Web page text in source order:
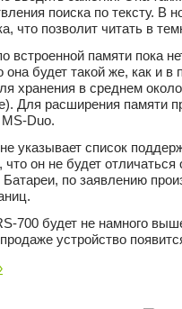
поиска по тексту. В
что позволит читать в
встроенной памяти пока
она будет такой же, как и
хранения в среднем около
Для расширения памяти
Duo.
указывает список
он не будет отличаться
по заявлению
700 будет не намного
устройство